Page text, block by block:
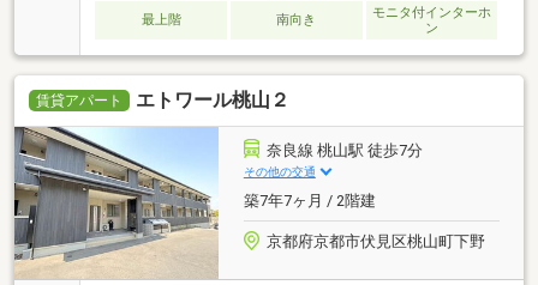
最上階 南向き
モニタ付インターホ
ン
賃貸アパート エトワール桃山２
奈良線 桃山駅 徒歩7分
その他の交通
築7年7ヶ月 / 2階建
京都府京都市伏見区桃山町下野